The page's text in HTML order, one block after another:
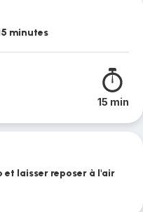
minutes
15 min
laisser reposer à l'air